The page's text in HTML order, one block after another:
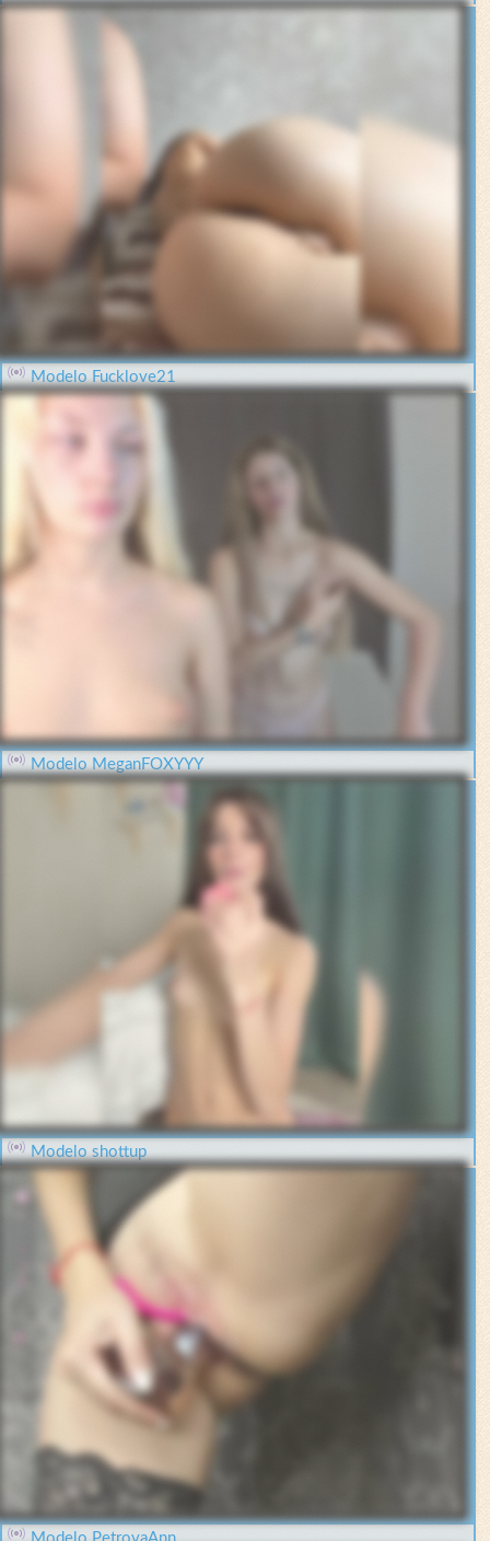
Modelo Fucklove21
Modelo MeganFOXYYY
Modelo shottup